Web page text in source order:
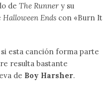
deThe Runner y su
Halloween Ends con «Burn It
esta canción forma parte
resulta bastante
de Boy Harsher.